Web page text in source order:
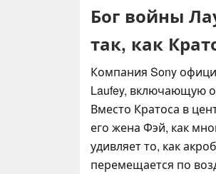
Бог войны
так, как
Компания Sony
Laufey, включающую
Вместо Кратоса в
его жена Фэй, как
удивляет то, как
перемещается по